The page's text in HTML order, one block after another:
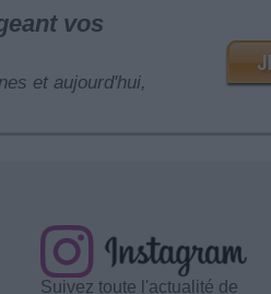
vos
et aujourd'hui,
Suivez toute l'actualité de